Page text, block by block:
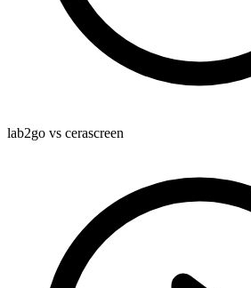
lab2go vs cerascreen